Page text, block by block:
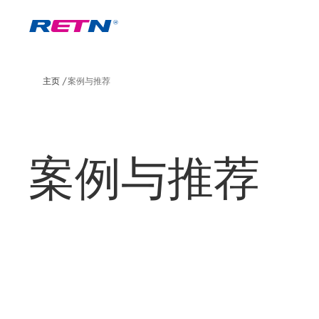
主页 案例与推荐
案例与推荐